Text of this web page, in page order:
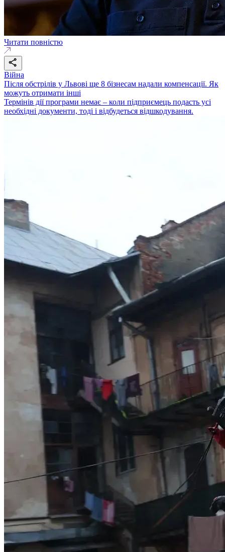
Читати повністю
Війна
Після обстрілів у Львові ще 8 бізнесам надали компенсації. Як
можуть отримати інші
Термінів дії програми немає – коли підприємець подасть усі
необхідні документи, тоді і відбудеться відшкодування.